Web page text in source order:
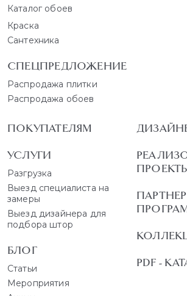
Каталог обоев
Краска
Сантехника
СПЕЦПРЕДЛОЖЕНИЕ
Распродажа плитки
Распродажа обоев
ПОКУПАТЕЛЯМ
УСЛУГИ
Разгрузка
Выезд специалиста на
замеры
Выезд дизайнера для
подбора штор
БЛОГ
Статьи
Мероприятия
PDF -